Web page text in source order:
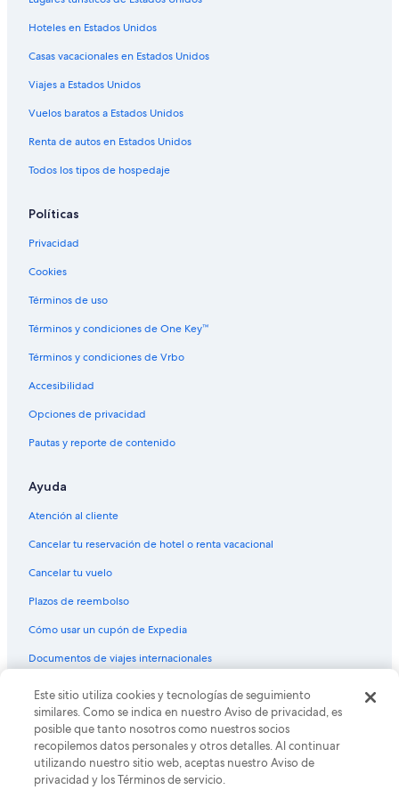
Hoteles haciendas en Koo Wee Rup
Hoteles cerca de Centro de convenciones y exposiciones de
Melbourne
Casas de campo en Victoria
Casas de huéspedes en Victoria
Hoteles haciendas en Victoria
Hostales en Victoria
Hoteles con spa en Fitzroy
Hoteles de negocios en Fitzroy
Hoteles en la playa en Fitzroy
Hoteles de Mantra en Fitzroy
Cabañas en Geelong
Casas vacacionales en Geelong
Hoteles en Estados Unidos
Casas vacacionales en Estados Unidos
Viajes a Estados Unidos
Vuelos baratos a Estados Unidos
Renta de autos en Estados Unidos
Todos los tipos de hospedaje
Políticas
Privacidad
Cookies
Términos de uso
Términos y condiciones de One Key™
Términos y condiciones de Vrbo
Accesibilidad
Opciones de privacidad
Pautas y reporte de contenido
Ayuda
Atención al cliente
Cancelar tu reservación de hotel o renta vacacional
Cancelar tu vuelo
Plazos de reembolso
Cómo usar un cupón de Expedia
Documentos de viajes internacionales
© 2026 Expedia, Inc., una empresa de Expedia Group. Todos los
derechos reservados. Expedia y el logo de Expedia son marcas
registradas o marcas comerciales de Expedia, Inc. CST# 2029030-50.
Este sitio utiliza cookies y tecnologías de seguimiento
similares. Como se indica en nuestro Aviso de privacidad, es
posible que tanto nosotros como nuestros socios
recopilemos datos personales y otros detalles. Al continuar
utilizando nuestro sitio web, aceptas nuestro Aviso de
privacidad y los Términos de servicio.